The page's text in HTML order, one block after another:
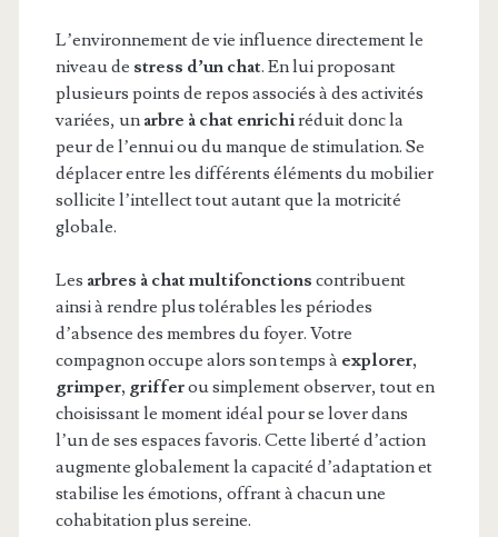
L’environnement de vie influence directement le
niveau de stress d’un chat. En lui proposant
plusieurs points de repos associés à des activités
variées, un arbre à chat enrichiréduit donc la
peur de l’ennui ou du manque de stimulation. Se
déplacer entre les différents éléments du mobilier
sollicite l’intellect tout autant que la motricité
globale.
Les arbres à chat multifonctions contribuent
ainsi à rendre plus tolérables les périodes
d’absence des membres du foyer. Votre
compagnon occupe alors son temps à explorer,
grimper, grifferou simplement observer, tout en
choisissant le moment idéal pour se lover dans
l’un de ses espaces favoris. Cette liberté d’action
augmente globalement la capacité d’adaptation et
stabilise les émotions, offrant à chacun une
cohabitation plus sereine.